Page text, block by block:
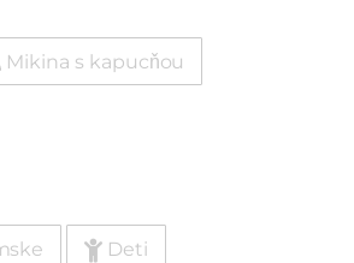
Mikina s kapucňou
Deti